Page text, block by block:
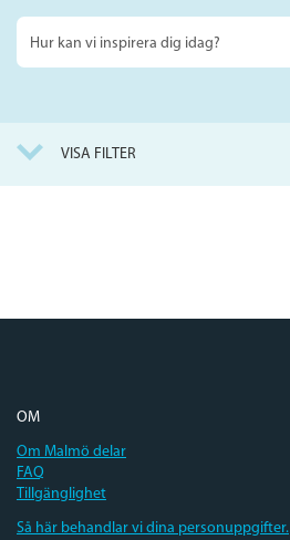
Sök
på
VISA FILTER
OM
Om Malmö delar
FAQ
Tillgänglighet
Så här behandlar vi dina personuppgifter.